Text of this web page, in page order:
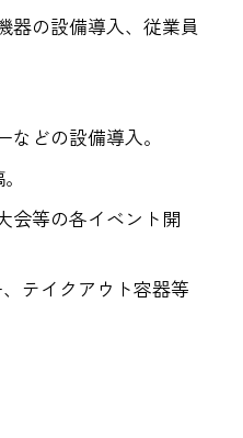
の設備導入、従業員
どの設備導入。
等の各イベント開
テイクアウト容器等